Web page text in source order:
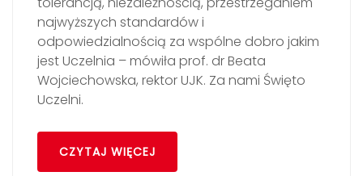
najwyższych standardów i
odpowiedzialnością za wspólne dobro jakim
jest Uczelnia – mówiła prof. dr Beata
Wojciechowska, rektor UJK. Za nami Święto
Uczelni.
CZYTAJ WIĘCEJ